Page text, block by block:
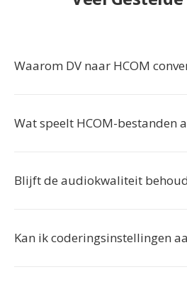
Waarom DV naar HCOM
Wat speelt HCOM-bestanden
Blijft de audiokwaliteit
Kan ik coderingsinstellingen